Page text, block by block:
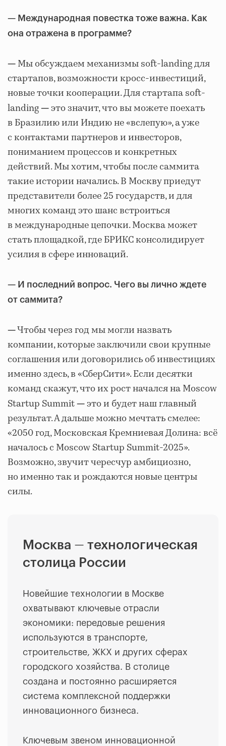
— Международная повестка тоже важна. Как
она отражена в программе?
— Мы обсуждаем механизмы soft-landing для
стартапов, возможности кросс-инвестиций,
новые точки кооперации. Для стартапа soft-
landing — это значит, что вы можете поехать
в Бразилию или Индию не «вслепую», а уже
с контактами партнеров и инвесторов,
пониманием процессов и конкретных
действий. Мы хотим, чтобы после саммита
такие истории начались. В Москву приедут
представители более 25 государств, и для
многих команд это шанс встроиться
в международные цепочки. Москва может
стать площадкой, где БРИКС консолидирует
усилия в сфере инноваций.
— И последний вопрос. Чего вы лично ждете
от саммита?
—Чтобы через год мы могли назвать
компании, которые заключили свои крупные
соглашения или договорились об инвестициях
именно здесь, в «СберСити». Если десятки
команд скажут, что их рост начался на Moscow
Startup Summit — это и будет наш главный
результат. А дальше можно мечтать смелее:
«2050 год, Московская Кремниевая Долина: всё
началось с Moscow Startup Summit-2025».
Возможно, звучит чересчур амбициозно,
но именно так и рождаются новые центры
силы.
Москва — технологическая
столица России
Новейшие технологии в Москве
охватывают ключевые отрасли
экономики: передовые решения
используются в транспорте,
строительстве, ЖКХ и других сферах
городского хозяйства. В столице
создана и постоянно расширяется
система комплексной поддержки
инновационного бизнеса.
Ключевым звеном инновационной